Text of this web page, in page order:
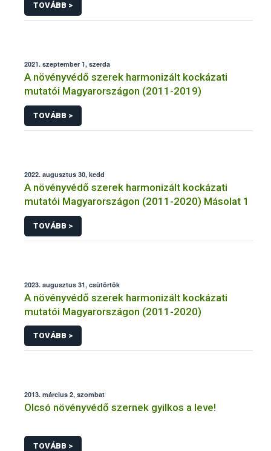
TOVÁBB >
2021. szeptember 1, szerda
A növényvédő szerek harmonizált kockázati
mutatói Magyarországon (2011-2019)
TOVÁBB >
2022. augusztus 30, kedd
A növényvédő szerek harmonizált kockázati
mutatói Magyarországon (2011-2020) Másolat 1
TOVÁBB >
2023. augusztus 31, csütörtök
A növényvédő szerek harmonizált kockázati
mutatói Magyarországon (2011-2020)
TOVÁBB >
2013. március 2, szombat
Olcsó növényvédő szernek gyilkos a leve!
TOVÁBB >